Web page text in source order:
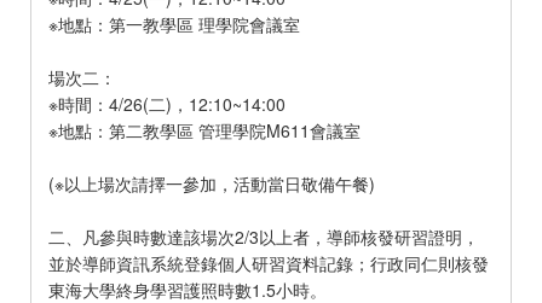
※地點：第一教學區 理學院會議室
場次二：
※時間：4/26(二)，12:10~14:00
※地點：第二教學區 管理學院M611會議室
(※以上場次請擇一參加，活動當日敬備午餐)
二、凡參與時數達該場次2/3以上者，導師核發研習證明，
並於導師資訊系統登錄個人研習資料記錄；行政同仁則核發
東海大學終身學習護照時數1.5小時。